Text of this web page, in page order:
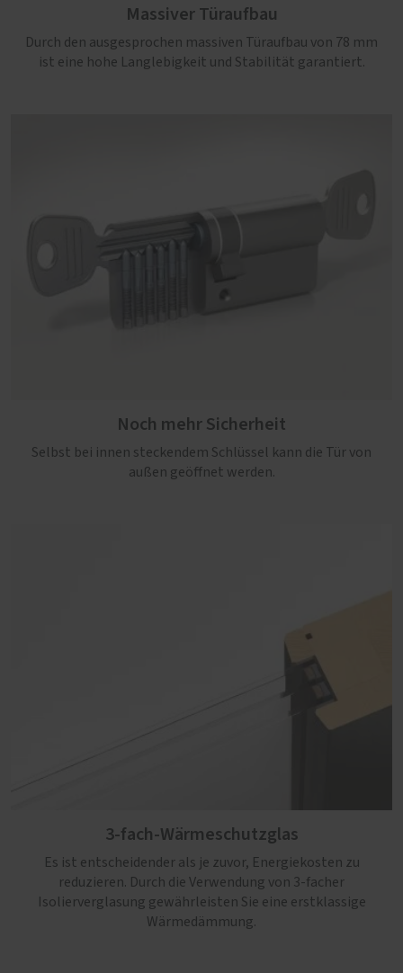
Massiver Türaufbau
Durch den ausgesprochen massiven Türaufbau von 78 mm
ist eine hohe Langlebigkeit und Stabilität garantiert.
Noch mehr Sicherheit
Selbst bei innen steckendem Schlüssel kann die Tür von
außen geöffnet werden.
3-fach-Wärmeschutzglas
Es ist entscheidender als je zuvor, Energiekosten zu
reduzieren. Durch die Verwendung von 3-facher
Isolierverglasung gewährleisten Sie eine erstklassige
Wärmedämmung.